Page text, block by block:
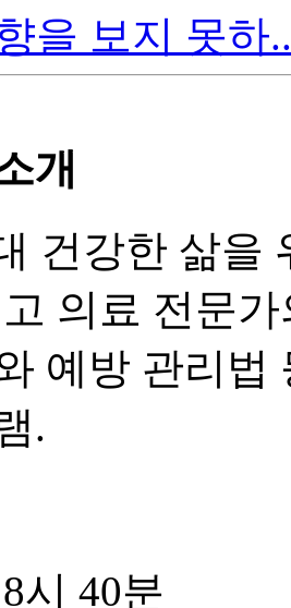
을 보지 못하
개
건강한 삶을
의료 전문
예방 관리법
.
시 40분